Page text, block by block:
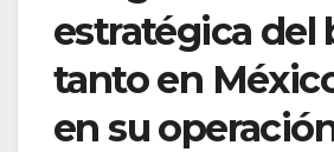
estratégica del
tanto en
en su